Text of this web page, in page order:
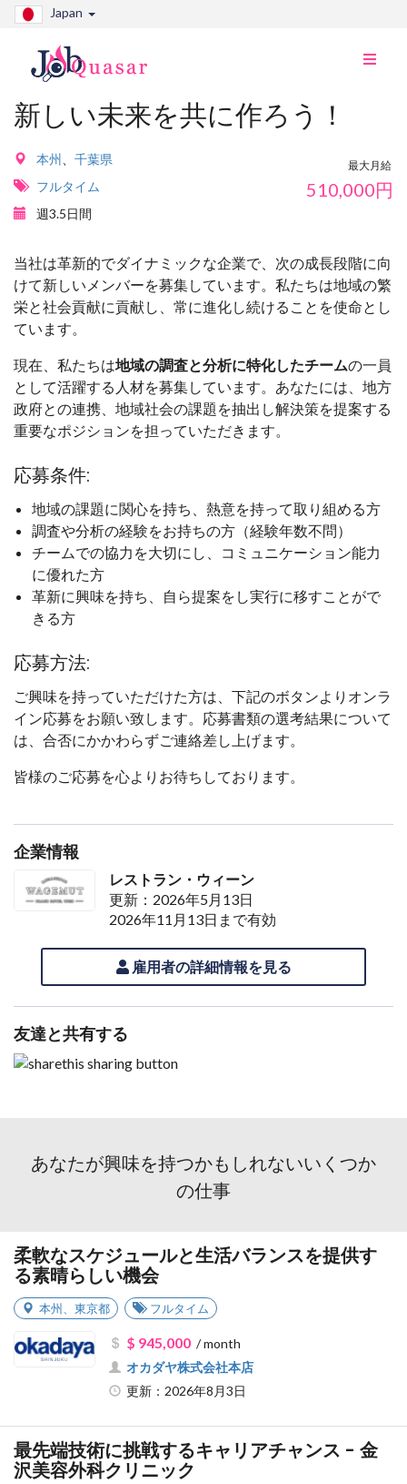
Japan
ナ
え
新しい未来を共に作ろう！
本州
千葉県
フルタイム
週3.5日間
最大月給
510,000円
当社は革新的でダイナミックな企業で、次の成長段階に向
けて新しいメンバーを募集しています。私たちは地域の繁
栄と社会貢献に貢献し、常に進化し続けることを使命とし
ています。
現在、私たちは地域の調査と分析に特化したチームの一員
として活躍する人材を募集しています。あなたには、地方
政府との連携、地域社会の課題を抽出し解決策を提案する
重要なポジションを担っていただきます。
応募条件:
地域の課題に関心を持ち、熱意を持って取り組める方
調査や分析の経験をお持ちの方（経験年数不問）
チームでの協力を大切にし、コミュニケーション能力
に優れた方
革新に興味を持ち、自ら提案をし実行に移すことがで
きる方
応募方法:
ご興味を持っていただけた方は、下記のボタンよりオンラ
イン応募をお願い致します。応募書類の選考結果について
は、合否にかかわらずご連絡差し上げます。
皆様のご応募を心よりお待ちしております。
企業情報
レストラン・ウィーン
更新：2026年5月13日
2026年11月13日まで有効
雇用者の詳細情報を見る
友達と共有する
あなたが興味を持つかもしれないいくつか
の仕事
柔軟なスケジュールと生活バランスを提供す
る素晴らしい機会
本州 東京都 フルタイム
$ 945,000/ month
オカダヤ株式会社本店
更新：2026年8月3日
最先端技術に挑戦するキャリアチャンス - 金
沢美容外科クリニック